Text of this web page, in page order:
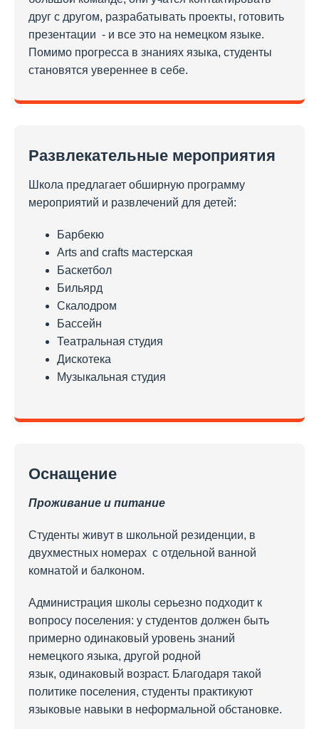
друг с другом, разрабатывать проекты, готовить
презентации - и все это на немецком языке.
Помимо прогресса в знаниях языка, студенты
становятся увереннее в себе.
Развлекательные мероприятия
Школа предлагает обширную программу
мероприятий и развлечений для детей:
Барбекю
Arts and crafts мастерская
Баскетбол
Бильярд
Скалодром
Бассейн
Театральная студия
Дискотека
Музыкальная студия
Оснащение
Проживание и питание
Студенты живут в школьной резиденции, в
двухместных номерах с отдельной ванной
комнатой и балконом.
Администрация школы серьезно подходит к
вопросу поселения: у студентов должен быть
примерно одинаковый уровень знаний
немецкого языка, другой родной
язык, одинаковый возраст. Благодаря такой
политике поселения, студенты практикуют
языковые навыки в неформальной обстановке.